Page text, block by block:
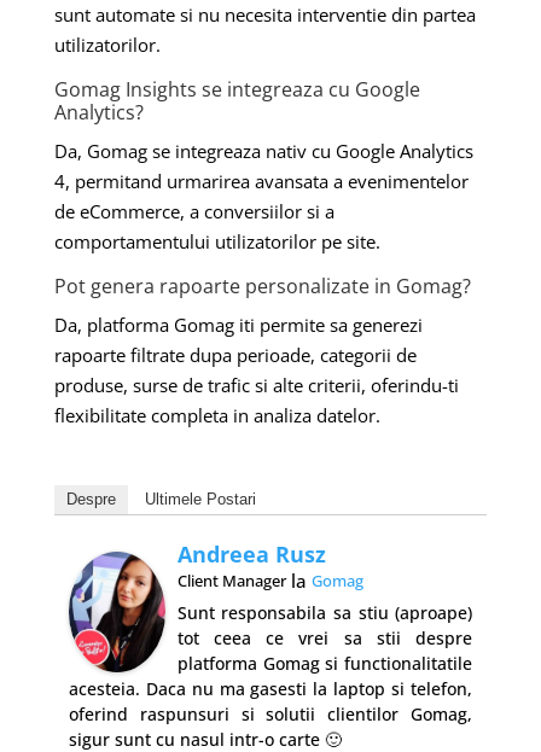
sunt automate si nu necesita interventie din partea
utilizatorilor.
Gomag Insights se integreaza cu Google
Analytics?
Da, Gomag se integreaza nativ cu Google Analytics
4, permitand urmarirea avansata a evenimentelor
de eCommerce, a conversiilor si a
comportamentului utilizatorilor pe site.
Pot genera rapoarte personalizate in Gomag?
Da, platforma Gomag iti permite sa generezi
rapoarte filtrate dupa perioade, categorii de
produse, surse de trafic si alte criterii, oferindu-ti
flexibilitate completa in analiza datelor.
Despre Ultimele Postari
Andreea Rusz
Client Managerla Gomag
Sunt responsabila sa stiu (aproape)
tot ceea ce vrei sa stii despre
platforma Gomag si functionalitatile
acesteia. Daca nu ma gasesti la laptop si telefon,
oferind raspunsuri si solutii clientilor Gomag,
sigur sunt cu nasul intr-o carte 🙂